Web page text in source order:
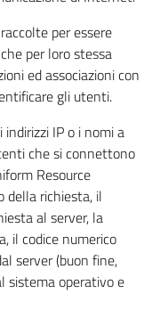
per essere
per loro stessa
ed associazioni con
gli utenti.
IP o i nomi a
che si connettono
Resource
della richiesta, il
al server, la
il codice numerico
server (buon fine,
sistema operativo e